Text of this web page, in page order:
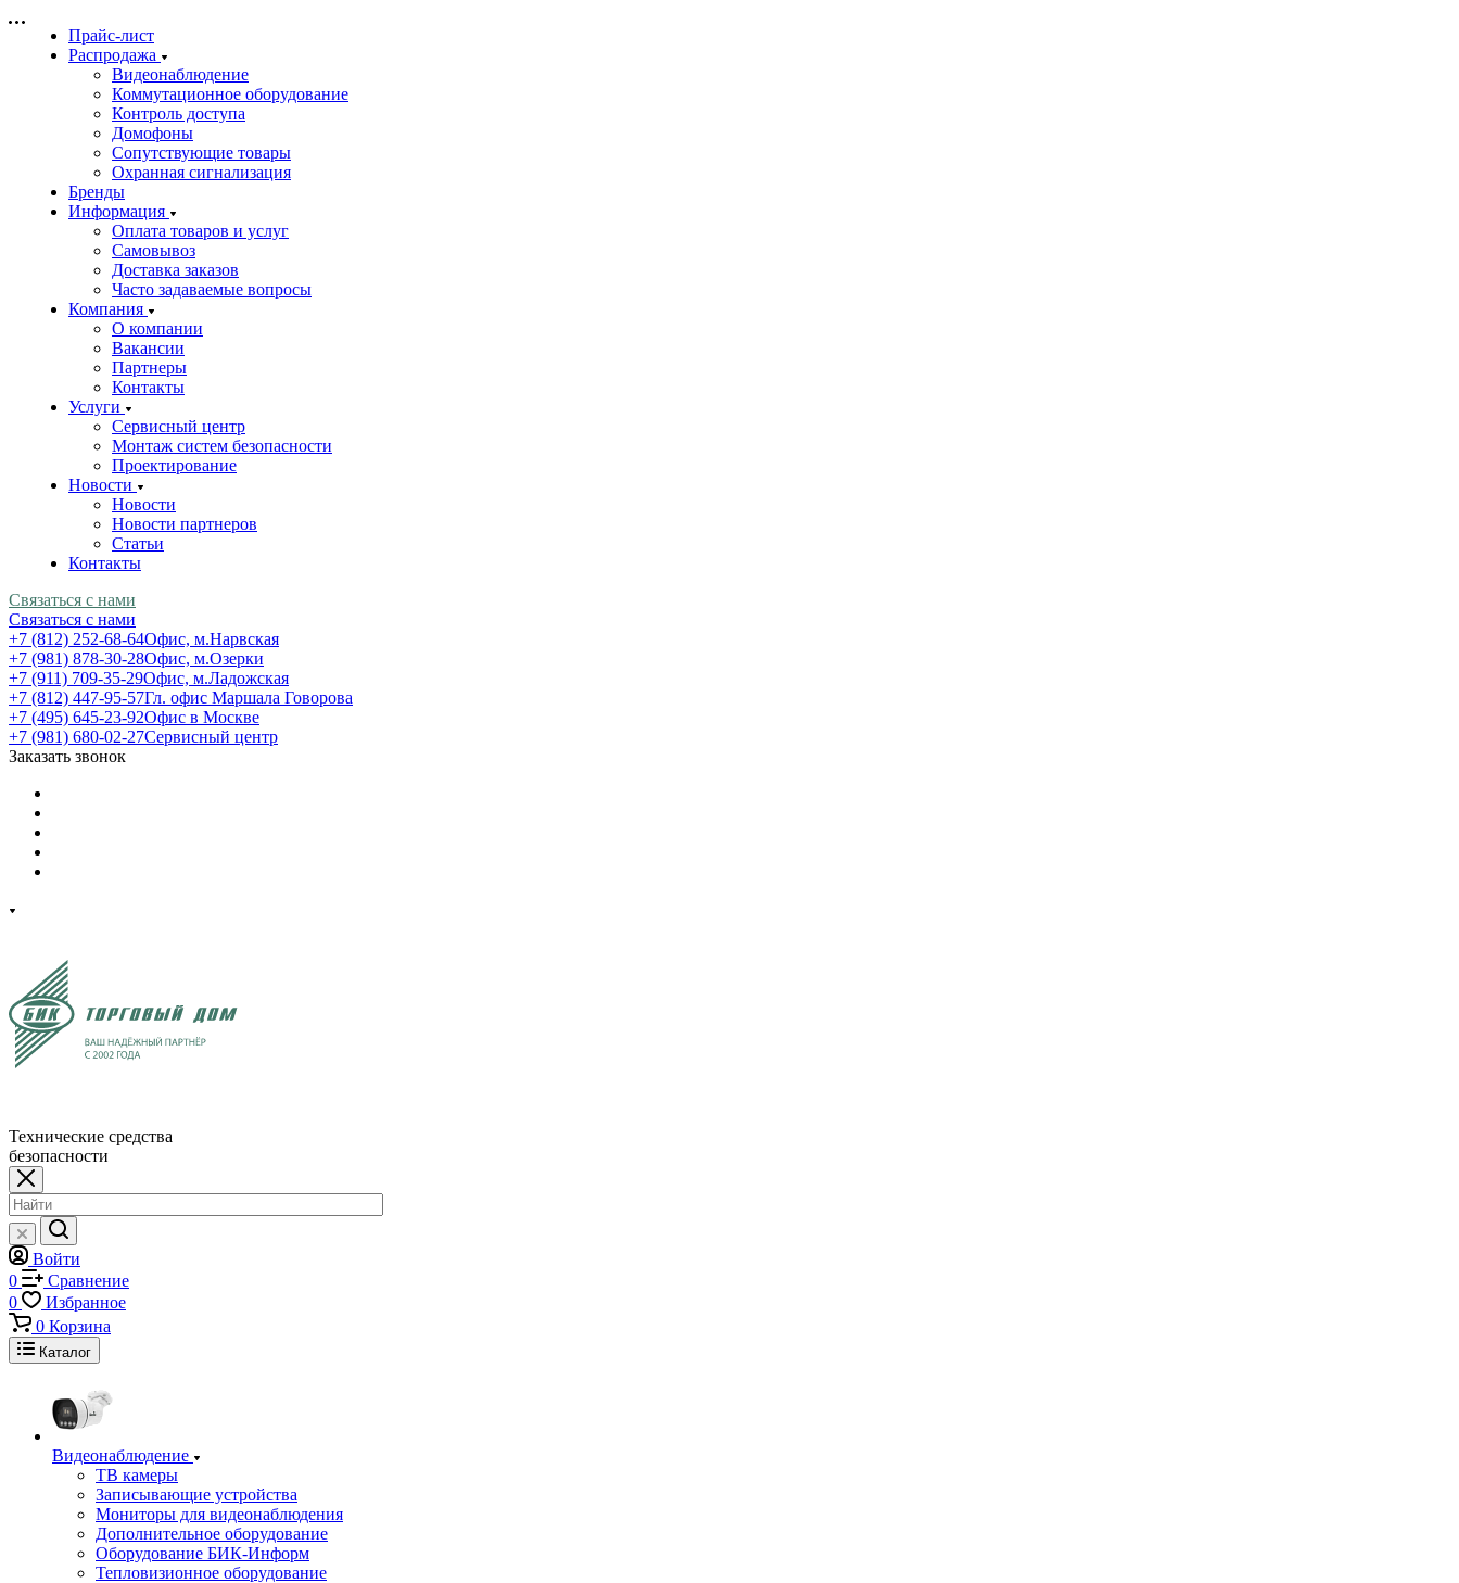
Прайс-лист
Распродажа
Видеонаблюдение
Коммутационное оборудование
Контроль доступа
Домофоны
Сопутствующие товары
Охранная сигнализация
Бренды
Информация
Оплата товаров и услуг
Самовывоз
Доставка заказов
Часто задаваемые вопросы
Компания
О компании
Вакансии
Партнеры
Контакты
Услуги
Сервисный центр
Монтаж систем безопасности
Проектирование
Новости
Новости
Новости партнеров
Статьи
Контакты
Связаться с нами
Связаться с нами
+7 (812) 252-68-64Офис, м.Нарвская
+7 (981) 878-30-28Офис, м.Озерки
+7 (911) 709-35-29Офис, м.Ладожская
+7 (812) 447-95-57Гл. офис Маршала Говорова
+7 (495) 645-23-92Офис в Москве
+7 (981) 680-02-27Сервисный центр
Заказать звонок
Технические средства
безопасности
Войти
0
Сравнение
0
Избранное
0 Корзина
Каталог
Видеонаблюдение
ТВ камеры
Записывающие устройства
Мониторы для видеонаблюдения
Дополнительное оборудование
Оборудование БИК-Информ
Тепловизионное оборудование